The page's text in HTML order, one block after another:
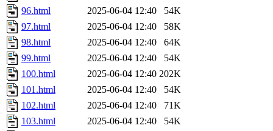
96.html
2025-06-04 12:40
54K
97.html
2025-06-04 12:40
58K
98.html
2025-06-04 12:40
64K
99.html
2025-06-04 12:40
54K
100.html
2025-06-04 12:40 202K
101.html
2025-06-04 12:40
54K
102.html
2025-06-04 12:40
71K
103.html
2025-06-04 12:40
54K